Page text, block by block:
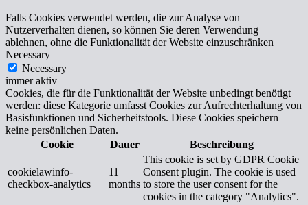
Falls Cookies verwendet werden, die zur Analyse von
Nutzerverhalten dienen, so können Sie deren Verwendung
ablehnen, ohne die Funktionalität der Website einzuschränken
Necessary
Necessary
immer aktiv
Cookies, die für die Funktionalität der Website unbedingt benötigt
werden: diese Kategorie umfasst Cookies zur Aufrechterhaltung von
Basisfunktionen und Sicherheitstools. Diese Cookies speichern
keine persönlichen Daten.
Cookie
Dauer Beschreibung
cookielawinfo-
checkbox-analytics
11
months
This cookie is set by GDPR Cookie
Consent plugin. The cookie is used
to store the user consent for the
cookies in the category "Analytics".